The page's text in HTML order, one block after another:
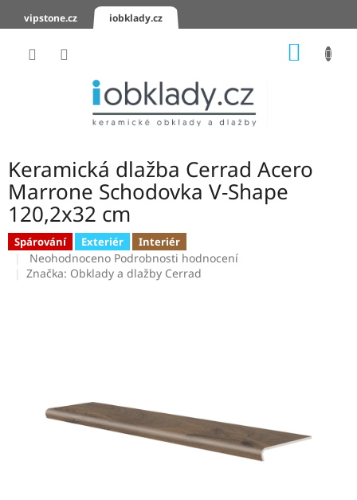
vipstone.cz iobklady.cz
KERAMICKÉ
OBKLADY
KERAMICKÉ
DLAŽBY
SÉRIE
OBKLADŮ
Keramická dlažba Cerrad Acero
Marrone Schodovka V-Shape
120,2x32 cm
Spárování Exteriér Interiér
Průměrné
hodnocení
Neohodnoceno Podrobnosti hodnocení
Značka: Obklady a dlažby Cerrad